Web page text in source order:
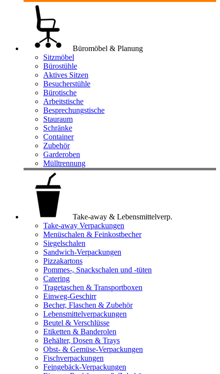
Büromöbel & Planung
Sitzmöbel
Bürostühle
Aktives Sitzen
Besucherstühle
Bürotische
Arbeitstische
Besprechungstische
Stauraum
Schränke
Container
Zubehör
Garderoben
Mülltrennung
Take-away & Lebensmittelverp.
Take-away Verpackungen
Menüschalen & Feinkostbecher
Siegelschalen
Sandwich-Verpackungen
Pizzakartons
Pommes-, Snackschalen und -tüten
Catering
Tragetaschen & Transportboxen
Einweg-Geschirr
Becher, Flaschen & Zubehör
Lebensmittelverpackungen
Beutel & Verschlüsse
Etiketten & Banderolen
Behälter, Dosen & Trays
Obst- & Gemüse-Verpackungen
Fischverpackungen
Feingebäck-Verpackungen